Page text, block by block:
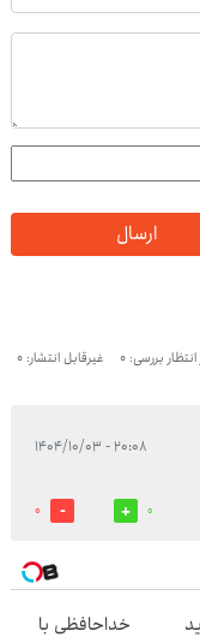
ارسال
بررسی: 0 غیرقابل انتشار: 0
۲۰:۰۸ - ۱۴۰۴/۱۰/۰۳
0
0
خداحافظی با